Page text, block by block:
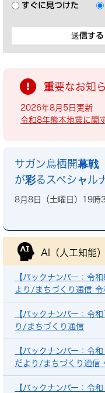
すぐに見つけた
重要なお知
2026年8月5日更新
令和8年熊本地震に関
サガン鳥栖開幕
が彩るスペシャル
8月8日（土曜日）19時
AI（人工知能
【バックナンバー：令
より/まちづくり通信
【バックナンバー：令
り/まちづくり通信
【バックナンバー：令
だより/まちづくり通信
【バックナンバー：令